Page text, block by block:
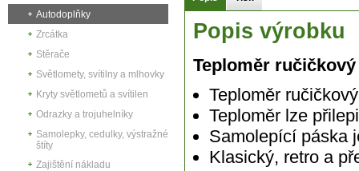
Autodoplňky
Zrcátka
Stěrače
Světlomety, svítilny a mlhovky
Kryty světlometů a svítilen
Odrazky a trojuhelníky
Samolepky, cedulky, výstražné
štíty
Zajištění nákladu
Popis výrobku
Teploměr ručičkový
Teploměr
Teploměr lze
Samolepící páska
Klasický, retro a